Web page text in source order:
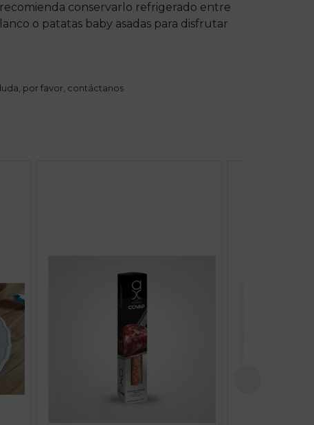
recomienda conservarlo refrigerado entre
o patatas baby asadas para disfrutar
por favor, contáctanos